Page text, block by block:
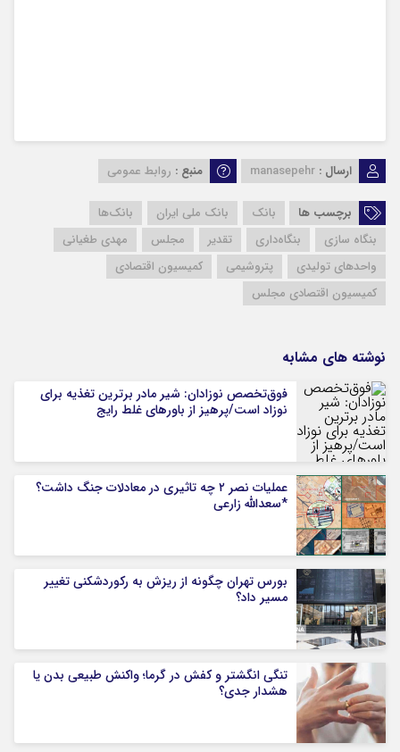
ارسال : manasepehr منبع : روابط عمومی
برچسب ها بانک بانک ملی ایران
بانک‌ها
بنگاه سازی
بنگاه‌‌‌داری تقدیر مجلس
مهدی طغیانی
واحدهای تولیدی
پتروشیمی
کمیسیون اقتصادی
کمیسیون اقتصادی مجلس
نوشته های مشابه
فوق‌تخصص نوزادان: شیر مادر برترین تغذیه برای
نوزاد است/پرهیز از باورهای غلط رایج
عملیات نصر ۲ چه تاثیری در معادلات جنگ داشت؟
*سعدالله زارعی
بورس تهران چگونه از ریزش به رکوردشکنی تغییر
مسیر داد؟
تنگی انگشتر و کفش در گرما؛ واکنش طبیعی بدن یا
هشدار جدی؟